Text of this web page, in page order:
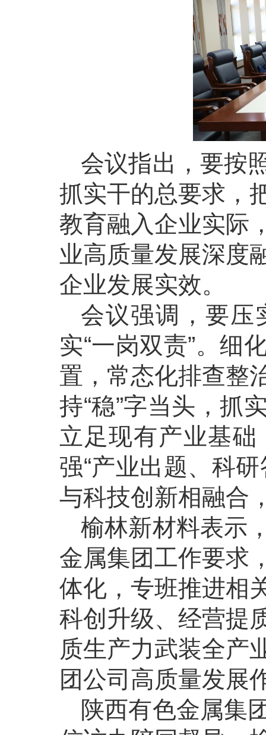
会议指出，要按
抓实干的总要求，
教育融入企业实际
业高质量发展深度
企业发展实效。
会议强调，要压
实“一岗双责”。细
置，常态化排查整
持“稳”字当头，抓
立足现有产业基
强“产业出题、科
与科技创新相融合
榆林新材料表示
金属集团工作要求
体化，专班推进相
科创升级、经营提
质生产力武装全产
团公司高质量发展
陕西有色金属集